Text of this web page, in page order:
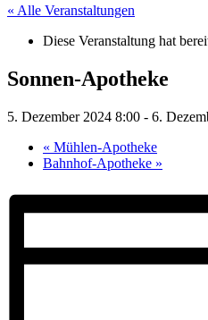
« Alle Veranstaltungen
Diese Veranstaltung hat
Sonnen-Apotheke
5. Dezember 2024 8:00 - 6.
« Mühlen-Apotheke
Bahnhof-Apotheke »